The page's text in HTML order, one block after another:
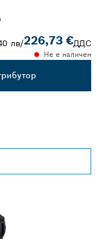
лв/226,73 €ДДС
Не е наличен